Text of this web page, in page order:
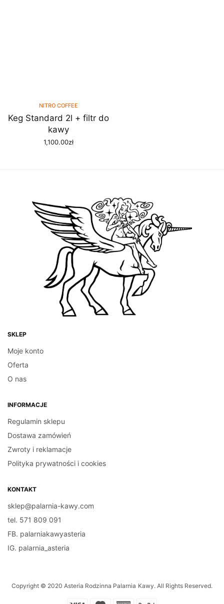
NITRO COFFEE
Keg Standard 2l + filtr do
kawy
1,100.00zł
SKLEP
Moje konto
Oferta
O nas
INFORMACJE
Regulamin sklepu
Dostawa zamówień
Zwroty i reklamacje
Polityka prywatności i cookies
KONTAKT
sklep@palarnia-kawy.com
tel. 571 809 091
FB. palarniakawyasteria
IG. palarnia_asteria
Copyright © 2020 Asteria Rodzinna Palarnia Kawy. All Rights Reserved.